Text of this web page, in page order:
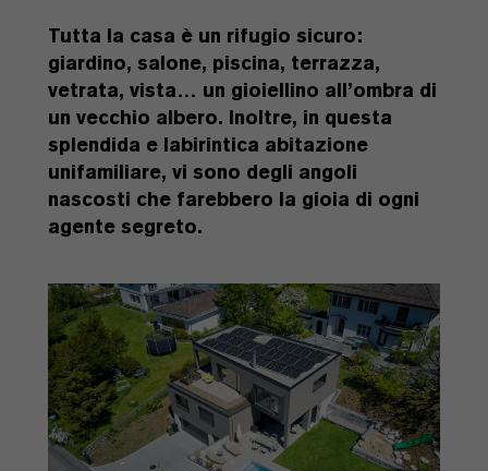
Tutta la casa è un rifugio sicuro:
giardino, salone, piscina, terrazza,
vetrata, vista… un gioiellino all’ombra di
un vecchio albero. Inoltre, in questa
splendida e labirintica abitazione
unifamiliare, vi sono degli angoli
nascosti che farebbero la gioia di ogni
agente segreto.